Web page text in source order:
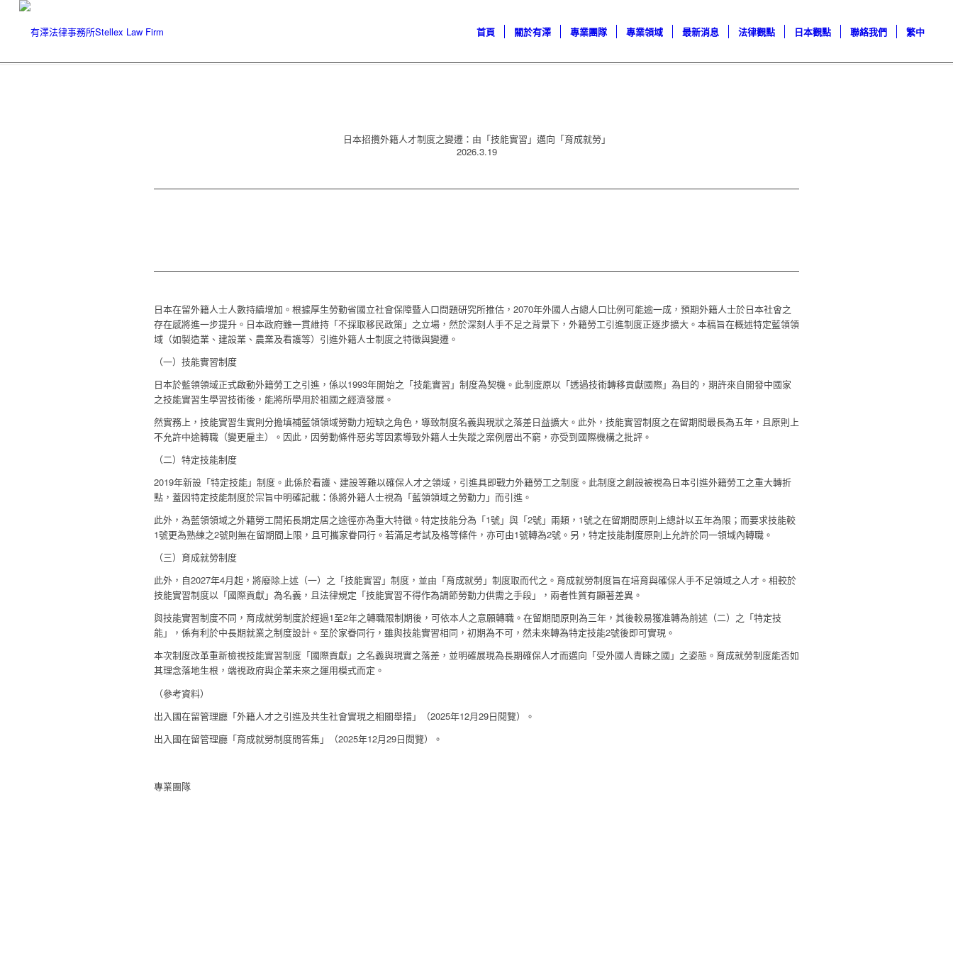
首頁 關於有澤 專業團隊 專業領域 最新消息 法律觀點 日本觀點 聯絡我們 繁中
日本招攬外籍人才制度之變遷：由「技能實習」邁向「育成就勞」
2026.3.19
日本在留外籍人士人數持續增加。根據厚生勞動省國立社會保障暨人口問題研究所推估，2070年外國人占總人口比例可能逾一成，預期外籍人士於日本社會之
存在感將進一步提升。日本政府雖一貫維持「不採取移民政策」之立場，然於深刻人手不足之背景下，外籍勞工引進制度正逐步擴大。本稿旨在概述特定藍領領
域（如製造業、建設業、農業及看護等）引進外籍人士制度之特徵與變遷。
（一）技能實習制度
日本於藍領領域正式啟動外籍勞工之引進，係以1993年開始之「技能實習」制度為契機。此制度原以「透過技術轉移貢獻國際」為目的，期許來自開發中國家
之技能實習生學習技術後，能將所學用於祖國之經濟發展。
然實務上，技能實習生實則分擔填補藍領領域勞動力短缺之角色，導致制度名義與現狀之落差日益擴大。此外，技能實習制度之在留期間最長為五年，且原則上
不允許中途轉職（變更雇主）。因此，因勞動條件惡劣等因素導致外籍人士失蹤之案例層出不窮，亦受到國際機構之批評。
（二）特定技能制度
2019年新設「特定技能」制度。此係於看護、建設等難以確保人才之領域，引進具即戰力外籍勞工之制度。此制度之創設被視為日本引進外籍勞工之重大轉折
點，蓋因特定技能制度於宗旨中明確記載：係將外籍人士視為「藍領領域之勞動力」而引進。
此外，為藍領領域之外籍勞工開拓長期定居之途徑亦為重大特徵。特定技能分為「1號」與「2號」兩類，1號之在留期間原則上總計以五年為限；而要求技能較
1號更為熟練之2號則無在留期間上限，且可攜家眷同行。若滿足考試及格等條件，亦可由1號轉為2號。另，特定技能制度原則上允許於同一領域內轉職。
（三）育成就勞制度
此外，自2027年4月起，將廢除上述（一）之「技能實習」制度，並由「育成就勞」制度取而代之。育成就勞制度旨在培育與確保人手不足領域之人才。相較於
技能實習制度以「國際貢獻」為名義，且法律規定「技能實習不得作為調節勞動力供需之手段」，兩者性質有顯著差異。
與技能實習制度不同，育成就勞制度於經過1至2年之轉職限制期後，可依本人之意願轉職。在留期間原則為三年，其後較易獲准轉為前述（二）之「特定技
能」，係有利於中長期就業之制度設計。至於家眷同行，雖與技能實習相同，初期為不可，然未來轉為特定技能2號後即可實現。
本次制度改革重新檢視技能實習制度「國際貢獻」之名義與現實之落差，並明確展現為長期確保人才而邁向「受外國人青睞之國」之姿態。育成就勞制度能否如
其理念落地生根，端視政府與企業未來之運用模式而定。
（參考資料）
出入國在留管理廳「外籍人才之引進及共生社會實現之相關舉措」（2025年12月29日閱覽）。
出入國在留管理廳「育成就勞制度問答集」（2025年12月29日閱覽）。
專業團隊